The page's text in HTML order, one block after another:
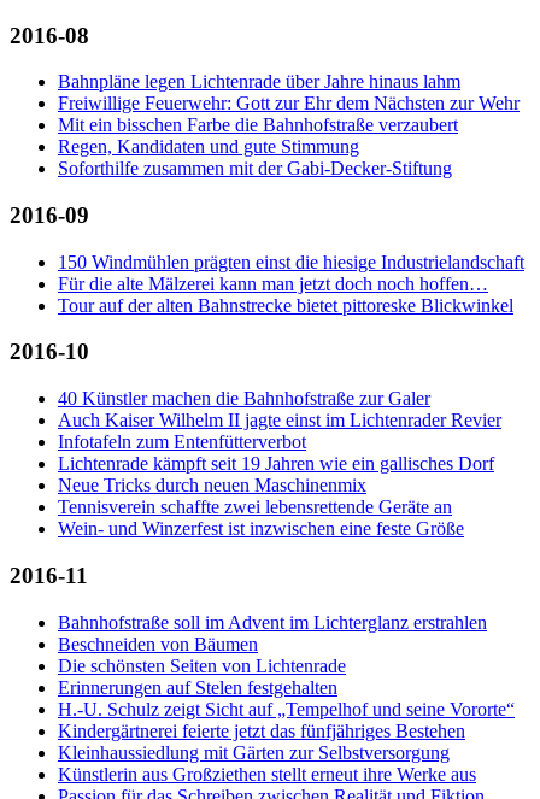
2016-08
Bahnpläne legen Lichtenrade über Jahre hinaus lahm
Freiwillige Feuerwehr: Gott zur Ehr dem Nächsten zur Wehr
Mit ein bisschen Farbe die Bahnhofstraße verzaubert
Regen, Kandidaten und gute Stimmung
Soforthilfe zusammen mit der Gabi-Decker-Stiftung
2016-09
150 Windmühlen prägten einst die hiesige Industrielandschaft
Für die alte Mälzerei kann man jetzt doch noch hoffen…
Tour auf der alten Bahnstrecke bietet pittoreske Blickwinkel
2016-10
40 Künstler machen die Bahnhofstraße zur Galer
Auch Kaiser Wilhelm II jagte einst im Lichtenrader Revier
Infotafeln zum Entenfütterverbot
Lichtenrade kämpft seit 19 Jahren wie ein gallisches Dorf
Neue Tricks durch neuen Maschinenmix
Tennisverein schaffte zwei lebensrettende Geräte an
Wein- und Winzerfest ist inzwischen eine feste Größe
2016-11
Bahnhofstraße soll im Advent im Lichterglanz erstrahlen
Beschneiden von Bäumen
Die schönsten Seiten von Lichtenrade
Erinnerungen auf Stelen festgehalten
H.-U. Schulz zeigt Sicht auf „Tempelhof und seine Vororte“
Kindergärtnerei feierte jetzt das fünfjähriges Bestehen
Kleinhaussiedlung mit Gärten zur Selbstversorgung
Künstlerin aus Großziethen stellt erneut ihre Werke aus